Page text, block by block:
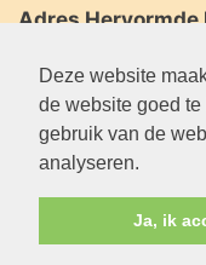
Deze website
de website goed
gebruik van de
analyseren.
Ja, ik
Adres
7861 BL